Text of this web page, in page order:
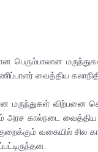
வைத்திய
மருந்துகள்
அரச கால்நடை
வகையில் சில